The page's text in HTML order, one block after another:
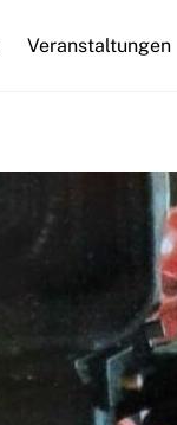
Veranstaltungen